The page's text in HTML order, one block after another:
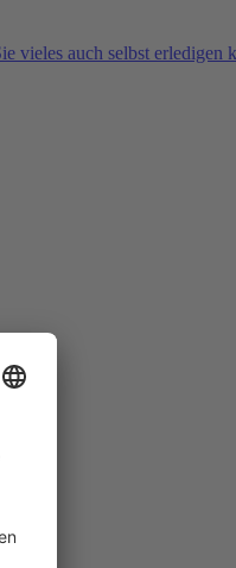
vieles auch selbst erledigen